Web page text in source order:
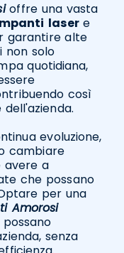
offre una vasta
lasere
garantire alte
non solo
quotidiana,
così
evoluzione,
cambiare
avere a
che possano
per una
Amorosi
senza